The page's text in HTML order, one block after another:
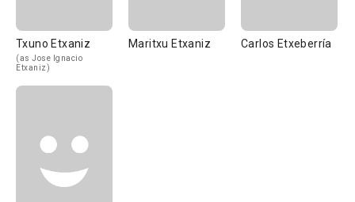
Txuno Etxaniz
(as Jose Ignacio
Etxaniz)
Maritxu Etxaniz Carlos Etxeberría